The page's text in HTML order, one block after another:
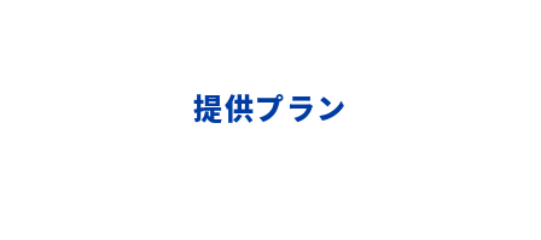
提供プラン